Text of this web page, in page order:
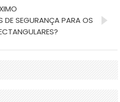
DE SEGURANÇA PARA OS